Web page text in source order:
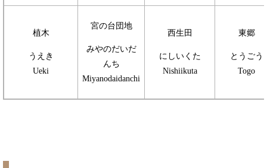
植木
うえき
Ueki
宮の台団地
みやのだいだ
んち
Miyanodaidanchi
西生田
にしいくた
Nishiikuta
東郷
とうごう
Togo